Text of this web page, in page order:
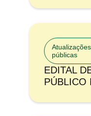
públicas
EDITAL
PÚBLICO